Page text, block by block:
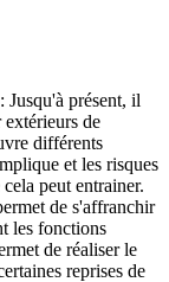
présent, il
extérieurs de
différents
et les risques
peut entrainer.
de s'affranchir
les fonctions
de réaliser le
reprises de